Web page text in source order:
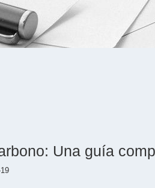
Una guía